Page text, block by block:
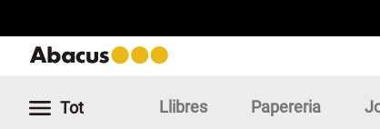
Tot Llibres Papereria